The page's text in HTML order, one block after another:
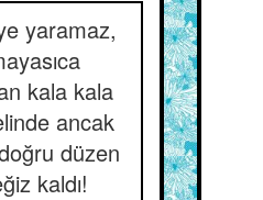
yaramaz,
kala kala
ancak
düzen
kaldı!